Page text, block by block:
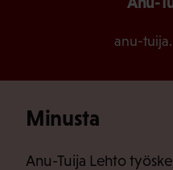
anu-
Minusta
Anu-Tuija Lehto